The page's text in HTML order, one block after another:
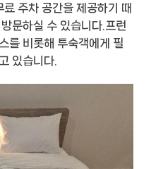
주차 공간을 제공하기 때
문하실 수 있습니다.프런
를 비롯해 투숙객에게 필
있습니다.